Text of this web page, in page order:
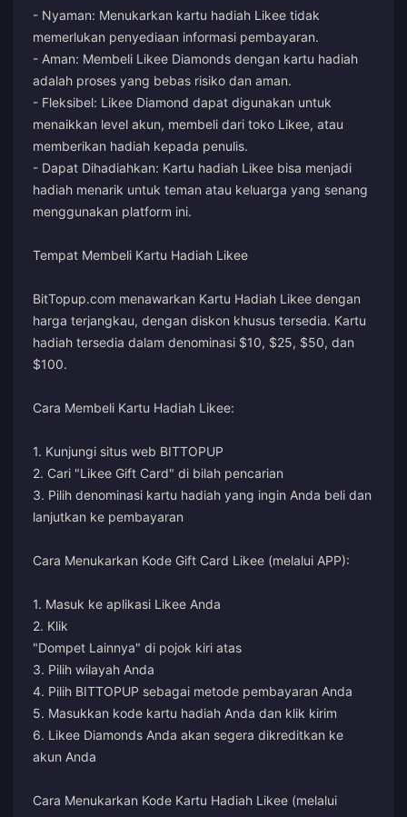
- Nyaman: Menukarkan kartu hadiah Likee tidak
memerlukan penyediaan informasi pembayaran.
- Aman: Membeli Likee Diamonds dengan kartu hadiah
adalah proses yang bebas risiko dan aman.
- Fleksibel: Likee Diamond dapat digunakan untuk
menaikkan level akun, membeli dari toko Likee, atau
memberikan hadiah kepada penulis.
- Dapat Dihadiahkan: Kartu hadiah Likee bisa menjadi
hadiah menarik untuk teman atau keluarga yang senang
menggunakan platform ini.
Tempat Membeli Kartu Hadiah Likee
BitTopup.com menawarkan Kartu Hadiah Likee dengan
harga terjangkau, dengan diskon khusus tersedia. Kartu
hadiah tersedia dalam denominasi $10, $25, $50, dan
$100.
Cara Membeli Kartu Hadiah Likee:
1. Kunjungi situs web BITTOPUP
2. Cari "Likee Gift Card" di bilah pencarian
3. Pilih denominasi kartu hadiah yang ingin Anda beli dan
lanjutkan ke pembayaran
Cara Menukarkan Kode Gift Card Likee (melalui APP):
1. Masuk ke aplikasi Likee Anda
2. Klik
"Dompet Lainnya" di pojok kiri atas
3. Pilih wilayah Anda
4. Pilih BITTOPUP sebagai metode pembayaran Anda
5. Masukkan kode kartu hadiah Anda dan klik kirim
6. Likee Diamonds Anda akan segera dikreditkan ke
akun Anda
Cara Menukarkan Kode Kartu Hadiah Likee (melalui